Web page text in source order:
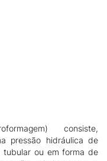
consiste,
pressão hidráulica de
tubular ou em forma de